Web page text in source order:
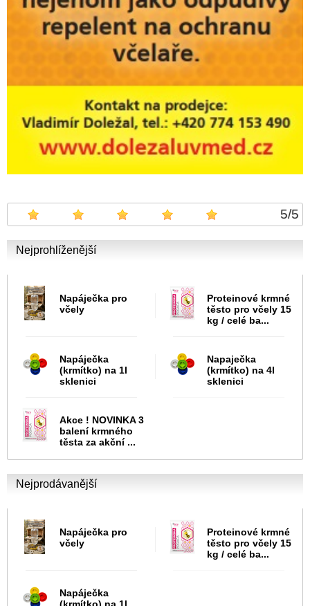
5/5
Nejprohlíženější
Napáječka pro
včely
Proteinové krmné
těsto pro včely 15
kg / celé ba...
Napáječka
(krmítko) na 1l
sklenici
Napaječka
(krmítko) na 4l
sklenici
Akce ! NOVINKA 3
balení krmného
těsta za akční ...
Nejprodávanější
Napáječka pro
včely
Proteinové krmné
těsto pro včely 15
kg / celé ba...
Napáječka